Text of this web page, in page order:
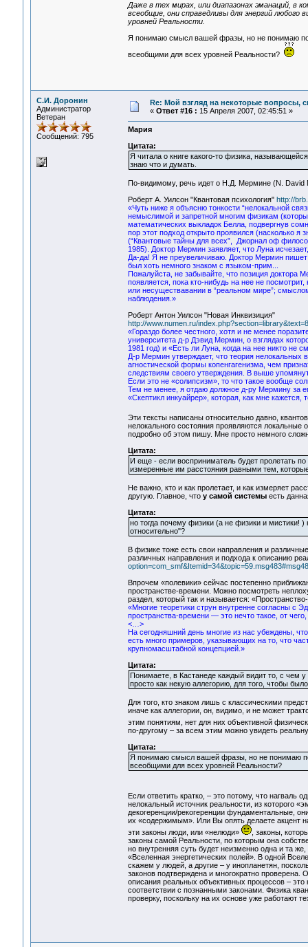
Даже в тех мирах, или диапазонах эманаций, в
всеобщие, они справедливы для энергий любого
уровней Реальности.
Я понимаю смысл вашей фразы, но не понимаю
всеобщими для всех уровней Реальности?
С.И. Доронин
Администратор
Ветеран
Сообщений: 795
Re: Мой взгляд на некоторые вопросы,
« Ответ #16 : 15 Апреля 2007, 02:45:51 »
Мария
Цитата:
Я читала о книге какого-то физика,
знаю что и думать.
По-видимому, речь идет о Н.Д. Мермине (N. David
Роберт А. Уилсон "Квантовая психология" http://
«Чуть ниже я объясню тонкости “нелокальной
немыслимой и запретной многим физикам
математических выкладок Белла, подвергнув
пор этот подход открыто проявился (насколько я
(“Квантовые тайны для всех”, Джорнал оф
1985). Доктор Мермин заявляет, что Луна
Да-да! Я не преувеличиваю. Доктор Мермин
был хоть немного знаком с языком-прим...
Пожалуйста, не забывайте, что позиция доктора
появляется, пока кто-нибудь на нее не
или несуществавании в “реальном мире”;
наблюдения.»
Роберт Антон Уилсон "Новая Инквизиция"
http://www.numen.ru/
«Гораздо более честного, хотя и не менее
университета д-р Дэвид Мермин, о взглядах
1981 год) и «Есть ли Луна, когда на нее никто не
Д-р Мермин утверждает, что теория нелокальных
агностической формы копенгагенизма, чем
следствиям своего утверждения. В выше
Если это не «солипсизм», то что такое вообще
Тем не менее, я отдаю должное д-ру Мермину за
«Скептикл инкуайрер», которая, как мне
Эти тексты написаны относительно давно,
нелокального состояния проявляются
подробно об этом пишу. Мне просто немного
Цитата:
И еще - если восприниматель будет пролетать
измеренные им расстояния равными тем,
Не важно, кто и как пролетает, и как измеряет
другую. Главное, что у самой системыесть
Цитата:
но тогда почему физики (а не физики и мистики! )
относительно"?
В физике тоже есть свои направления и
различных направления и подхода к описанию
Впрочем «полевики» сейчас постепенно
пространстве-времени. Можно посмотреть
раздел, который так и называется:
«Многие теоретики струн внутренне согласны с
пространства-времени — это нечто такое, от
<…>
На сегодняшний день многие из нас убеждены,
есть много примеров, указывающих на то, что
крупномасштабной концепцией.»
Цитата:
Понимаете, в Кастанеде каждый видит то, с чем
просто как некую аллегорию, для того, чтобы
Для того, кто знаком лишь с классическими
иначе как аллегории, он, видимо, и не может
этим понятиям, нет для них объективной
по-другому – за всем этим можно увидеть
Цитата:
Я понимаю смысл вашей фразы, но не понимаю
всеобщими для всех уровней Реальности?
Если ответить кратко, – это потому, что нагваль
нелокальный источник реальности, из которого
декогеренции/рекогеренции фундаментальные,
их «содержимым». Или Вы опять делаете акцент
эти законы люди, или «нелюди»
, законы,
законы самой Реальности, по которым она
но внутренняя суть будет неизменно одна и та
«Вселенная энергетических полей». В одной
скажем у людей, а другие – у инопланетян,
законов подтверждена и многократно проверена.
описания реальных объективных процессов – это
соответствии с познанными законами. Физика
проверку, поскольку на их основе уже работают